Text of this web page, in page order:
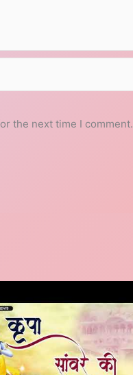
the next time I comment.